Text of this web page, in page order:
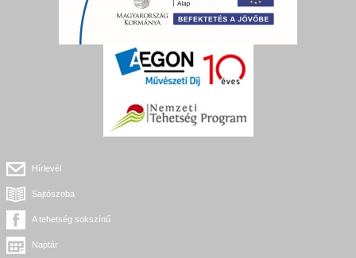
Hírlevél
Sajtószoba
A tehetség sokszínű
Naptár